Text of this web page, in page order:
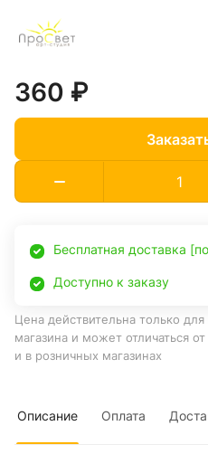
360 ₽
Бесплатная доставка
Доступно к заказу
Цена действительна только для
магазина и может отличаться
и в розничных магазинах
Описание Оплата